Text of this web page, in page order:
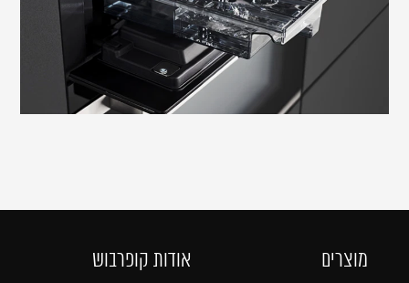
מוצרים אודות קופרבוש